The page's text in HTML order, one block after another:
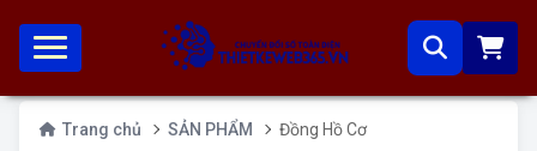
Trang chủ SẢN PHẨM Đồng Hồ Cơ